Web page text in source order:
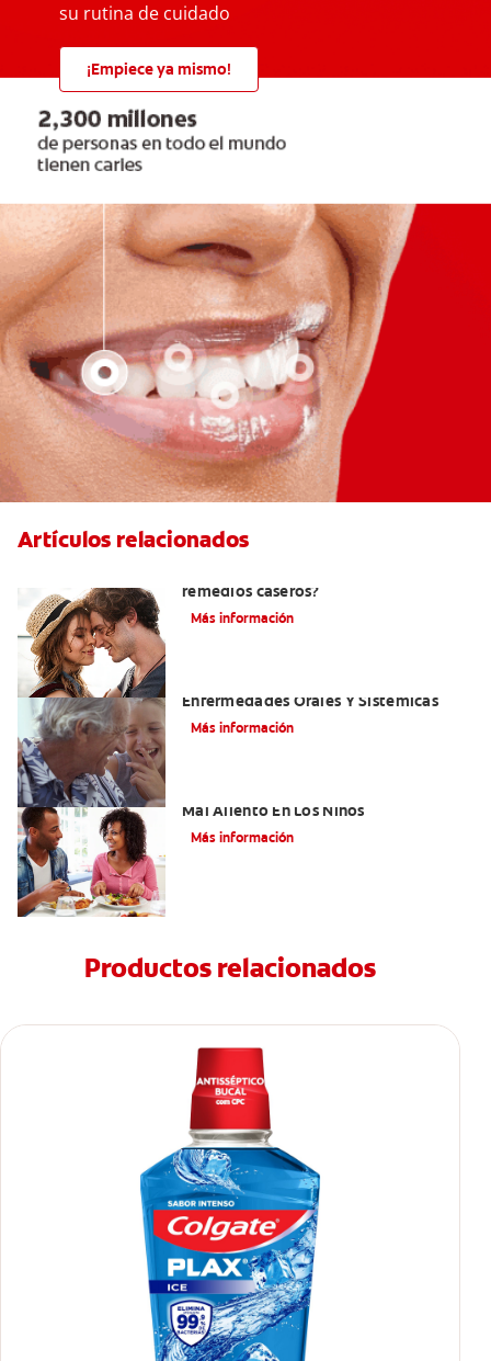
su rutina de cuidado
¡Empiece ya mismo!
Artículos relacionados
remedios caseros?
Más información
Enfermedades Orales Y Sistémicas
Más información
Mal Aliento En Los Niños
Más información
Productos relacionados